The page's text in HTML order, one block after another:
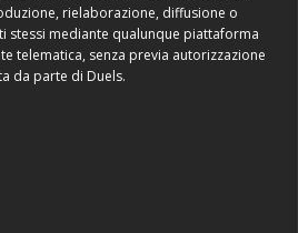
rielaborazione, diffusione o
stessi mediante qualunque piattaforma
telematica, senza previa autorizzazione
da parte di Duels.